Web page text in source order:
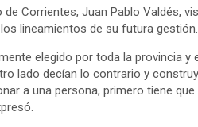
Corrientes, Juan Pablo Valdés,
lineamientos de su futura gestión.
elegido por toda la provincia
lado decían lo contrario y
a una persona, primero tiene